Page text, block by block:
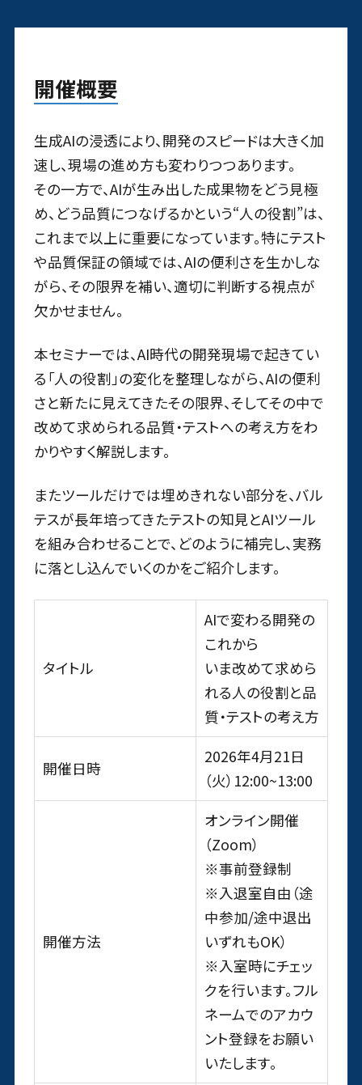
開催概要
生成AIの浸透により、開発のスピードは大きく加
速し、現場の進め方も変わりつつあります。
その一方で、AIが生み出した成果物をどう見極
め、どう品質につなげるかという“人の役割”は、
これまで以上に重要になっています。特にテスト
や品質保証の領域では、AIの便利さを生かしな
がら、その限界を補い、適切に判断する視点が
欠かせません。
本セミナーでは、AI時代の開発現場で起きてい
る「人の役割」の変化を整理しながら、AIの便利
さと新たに見えてきたその限界、そしてその中で
改めて求められる品質・テストへの考え方をわ
かりやすく解説します。
またツールだけでは埋めきれない部分を、バル
テスが長年培ってきたテストの知見とAIツール
を組み合わせることで、どのように補完し、実務
に落とし込んでいくのかをご紹介します。
タイトル
AIで変わる開発の
これから
いま改めて求めら
れる人の役割と品
質・テストの考え方
開催日時
2026年4月21日
（火）12:00~13:00
開催方法
オンライン開催
（Zoom）
※事前登録制
※入退室自由（途
中参加/途中退出
いずれもOK）
※入室時にチェッ
クを行います。フル
ネームでのアカウ
ント登録をお願い
いたします。